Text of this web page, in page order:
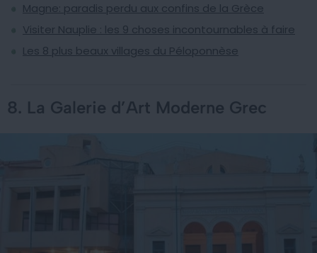
Magne: paradis perdu aux confins de la Grèce
Visiter Nauplie : les 9 choses incontournables à faire
Les 8 plus beaux villages du Péloponnèse
8. La Galerie d’Art Moderne Grec